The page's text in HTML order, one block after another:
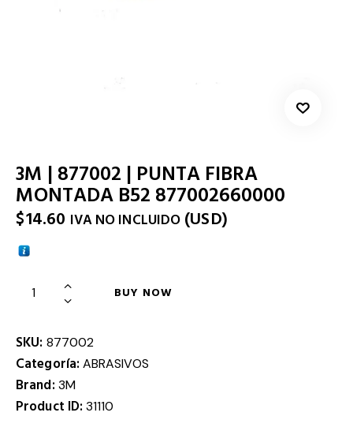
3M | 877002 | PUNTA FIBRA
MONTADA B52 877002660000
$14.60 IVA NO INCLUIDO (USD)
BUY NOW
SKU: 877002
Categoría:ABRASIVOS
Brand: 3M
Product ID:31110